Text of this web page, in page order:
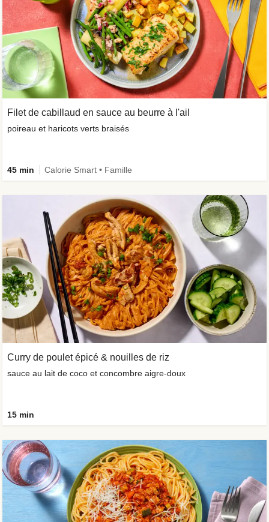
Filet de cabillaud en sauce au beurre à l'ail
poireau et haricots verts braisés
45 min Calorie Smart • Famille
Curry de poulet épicé & nouilles de riz
sauce au lait de coco et concombre aigre-doux
15 min